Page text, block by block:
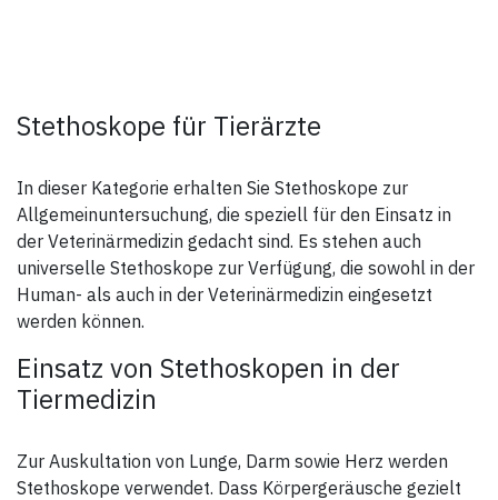
Stethoskope für Tierärzte
In dieser Kategorie erhalten Sie Stethoskope zur
Allgemeinuntersuchung, die speziell für den Einsatz in
der Veterinärmedizin gedacht sind. Es stehen auch
universelle Stethoskope zur Verfügung, die sowohl in der
Human- als auch in der Veterinärmedizin eingesetzt
werden können.
Einsatz von Stethoskopen in der
Tiermedizin
Zur Auskultation von Lunge, Darm sowie Herz werden
Stethoskope verwendet. Dass Körpergeräusche gezielt